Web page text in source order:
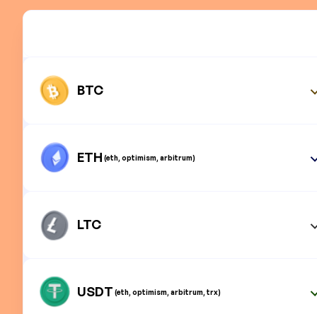
BTC
ETH (eth, optimism, arbitrum)
LTC
USDT (eth, optimism, arbitrum, trx)